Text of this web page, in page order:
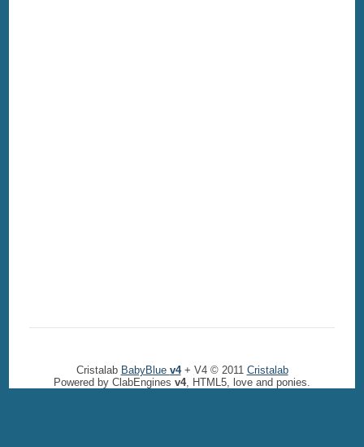
Cristalab BabyBlue v4+ V4 © 2011 Cristalab
Powered by ClabEngines v4, HTML5, love and ponies.